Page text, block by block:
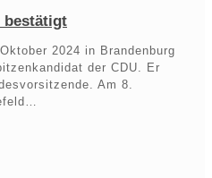
bestätigt
2024 in Brandenburg
der CDU. Er
Am 8.